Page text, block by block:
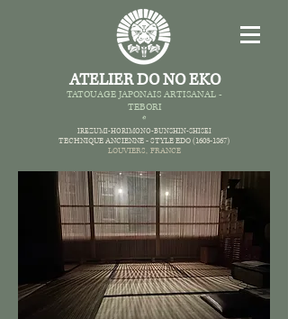
ATELIER DO NO EKO
TATOUAGE JAPONAIS ARTISANAL -
TEBORI
*
IREZUMI-HORIMONO-BUNSHIN-SHISEI
TECHNIQUE ANCIENNE -STYLE EDO(1603-1867)
LOUVIERS, FRANCE